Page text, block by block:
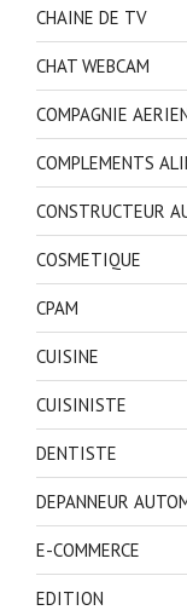
CHAINE DE TV
CHAT WEBCAM
COMPAGNIE
COMPLEMENTS
CONSTRUCTEUR
COSMETIQUE
CPAM
CUISINE
CUISINISTE
DENTISTE
DEPANNEUR
E-COMMERCE
EDITION